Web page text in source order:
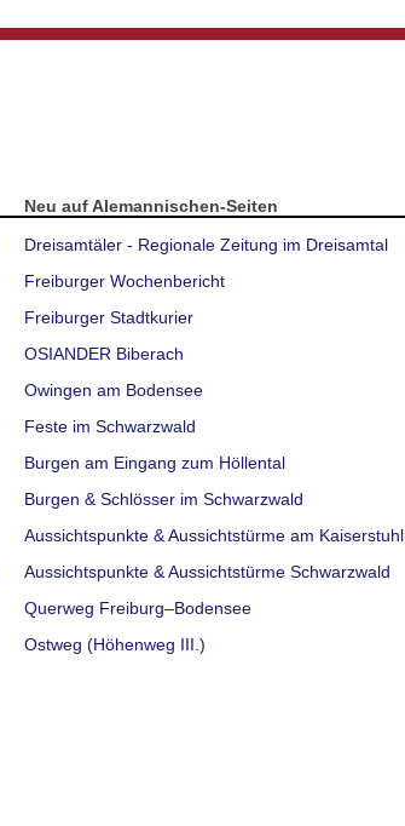
Neu auf Alemannischen-Seiten
Dreisamtäler - Regionale Zeitung im Dreisamtal
Freiburger Wochenbericht
Freiburger Stadtkurier
OSIANDER Biberach
Owingen am Bodensee
Feste im Schwarzwald
Burgen am Eingang zum Höllental
Burgen & Schlösser im Schwarzwald
Aussichtspunkte & Aussichtstürme am Kaiserstuhl
Aussichtspunkte & Aussichtstürme Schwarzwald
Querweg Freiburg–Bodensee
Ostweg (Höhenweg III.)